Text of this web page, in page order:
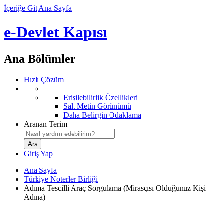
İçeriğe Git Ana Sayfa
e-Devlet Kapısı
Ana Bölümler
Hızlı Çözüm
Erişilebilirlik Özellikleri
Salt Metin Görünümü
Daha Belirgin Odaklama
Aranan Terim
Giriş Yap
Ana Sayfa
Türkiye Noterler Birliği
Adıma Tescilli Araç Sorgulama (Mirasçısı Olduğunuz Kişi
Adına)